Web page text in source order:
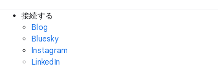
接続する
Blog
Bluesky
Instagram
LinkedIn